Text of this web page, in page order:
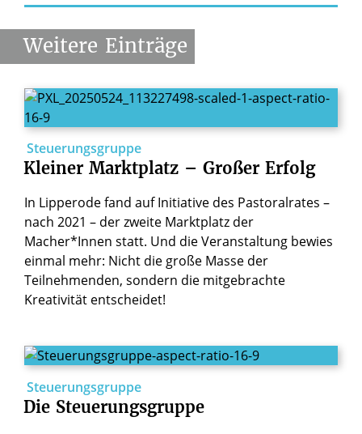
Weitere Einträge
Steuerungsgruppe
Kleiner Marktplatz – Großer Erfolg
In Lipperode fand auf Initiative des Pastoralrates –
nach 2021 – der zweite Marktplatz der
Macher*Innen statt. Und die Veranstaltung bewies
einmal mehr: Nicht die große Masse der
Teilnehmenden, sondern die mitgebrachte
Kreativität entscheidet!
Steuerungsgruppe
Die Steuerungsgruppe